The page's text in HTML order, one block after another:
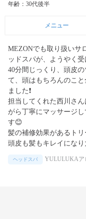
年齢：30代後半
メニュー
MEZONでも取り扱いサ
ッドスパが、ようやく
40分間じっくり、頭皮
て、頭はもちろんのこ
ました❗️
担当してくれた西川さ
がら丁寧にマッサージ
す😊
髪の補修効果があるトリ
頭皮も髪もキレイにな
ヘッドスパ YULULUKAア